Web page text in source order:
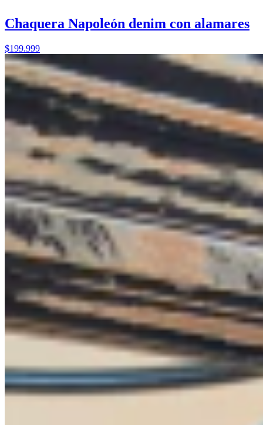
Chaquera Napoleón denim con alamares
$199.999